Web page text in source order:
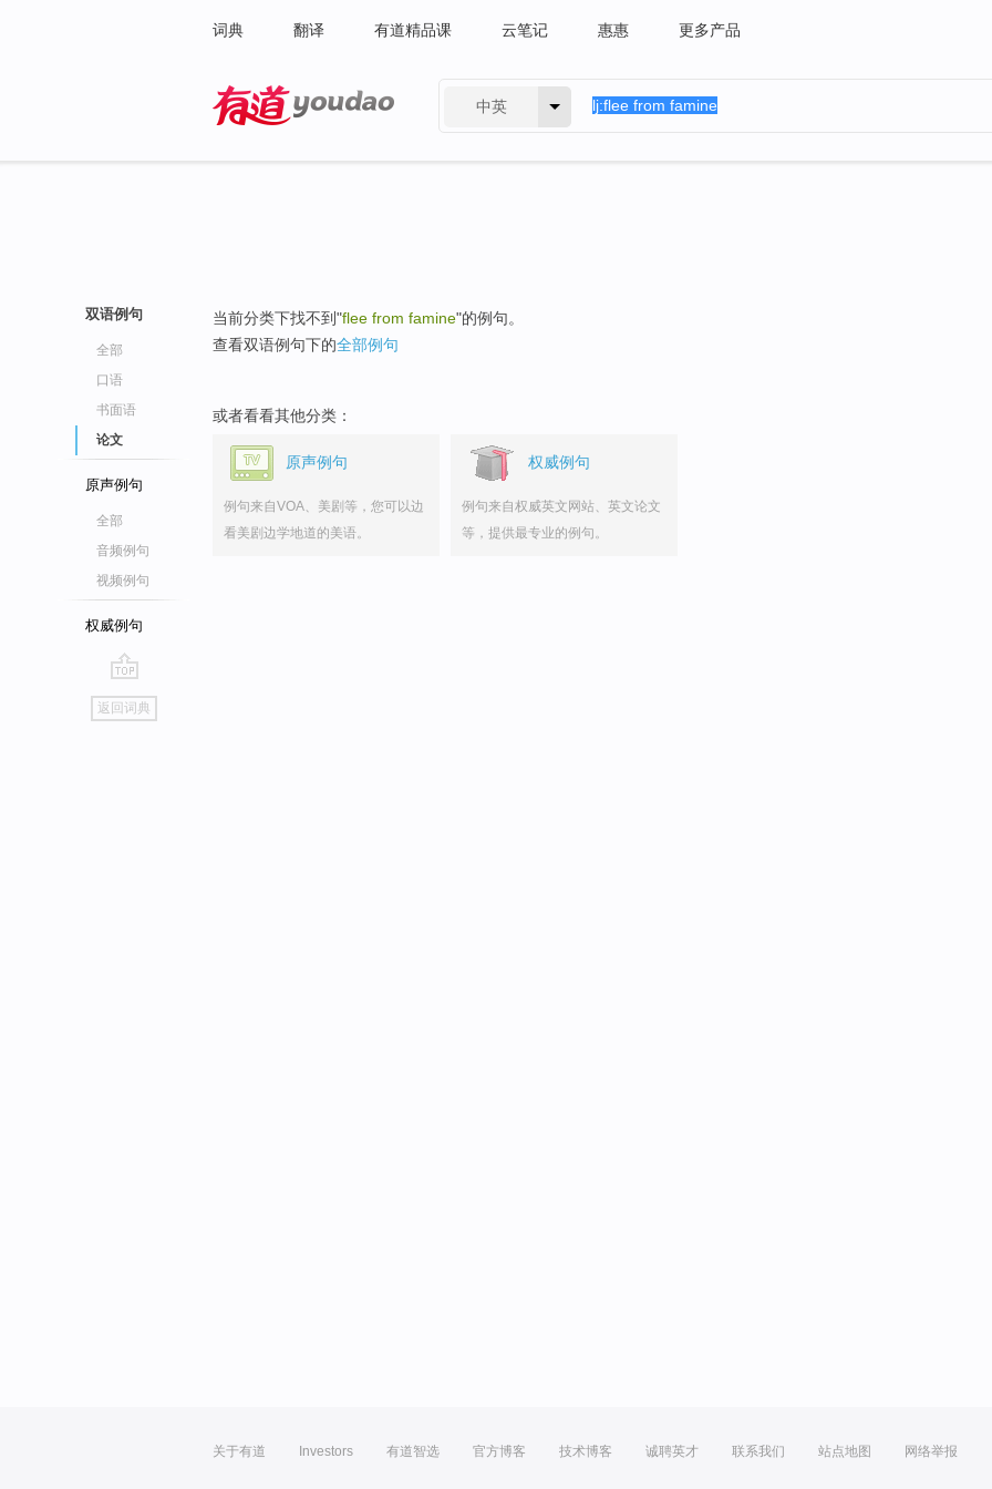
词典 翻译 有道精品课 云笔记 惠惠 更多产品
中英
双语例句
全部
口语
书面语
论文
原声例句
全部
音频例句
视频例句
权威例句
go
top
返回词典
当前分类下找不到"flee from famine"的例句。
查看双语例句下的全部例句
或者看看其他分类：
原声例句
例句来自VOA、美剧等，您可以边
看美剧边学地道的美语。
权威例句
例句来自权威英文网站、英文论文
等，提供最专业的例句。
关于有道 Investors 有道智选 官方博客 技术博客 诚聘英才 联系我们 站点地图 网络举报